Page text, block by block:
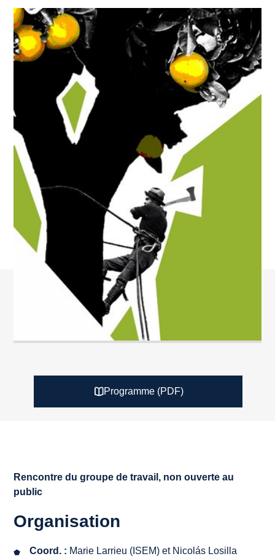
Programme (PDF)
Rencontre du groupe de travail, non ouverte au
public
Organisation
Coord. : Marie Larrieu (ISEM) et Nicolás Losilla